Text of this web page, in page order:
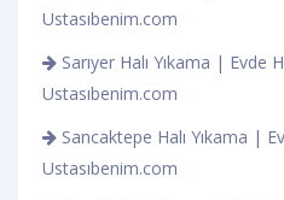
Ustasıbenim.com
Sarıyer Halı Yıkama | Evde
Ustasıbenim.com
Sancaktepe Halı Yıkama |
Ustasıbenim.com